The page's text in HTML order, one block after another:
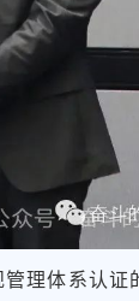
理体系认证